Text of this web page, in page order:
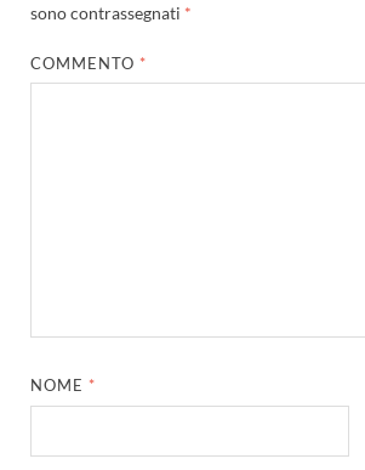
sono contrassegnati *
COMMENTO *
NOME *